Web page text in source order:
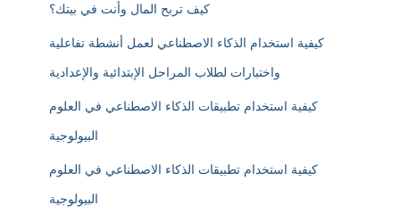
كيف تربح المال وأنت في بيتك؟
كيفية استخدام الذكاء الاصطناعي لعمل أنشطة تفاعلية
واختبارات لطلاب المراحل الإبتدائية والإعدادية
كيفية استخدام تطبيقات الذكاء الاصطناعي في العلوم
كيفية استخدام تطبيقات الذكاء الاصطناعي في العلوم